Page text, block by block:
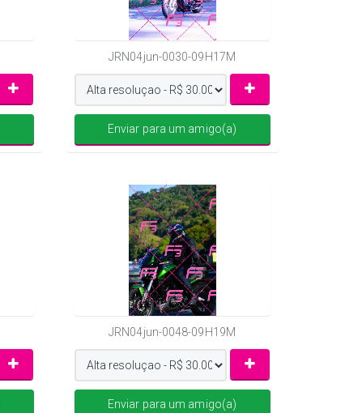
JRN04jun-0030-09H17M
Enviar para um amigo(a)
JRN04jun-0048-09H19M
Enviar para um amigo(a)